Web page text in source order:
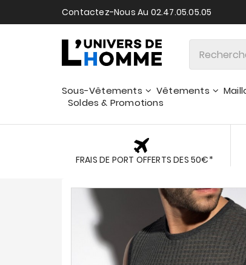
Contactez-Nous Au 02.47.05.05.05
Sous-Vêtements Vêtements
Soldes & Promotions
FRAIS DE PORT OFFERTS DES 50€*